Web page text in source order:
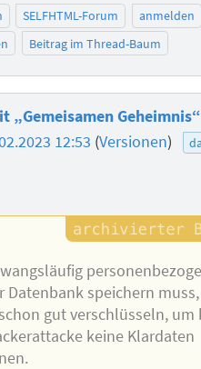
SELFHTML-Forum
anmelden
Beitrag im Thread-Baum
„Gemeisamen Geheimnis“
12:53 (Versionen)
Datenbank speichern
gut verschlüsseln, um
keine Klardaten